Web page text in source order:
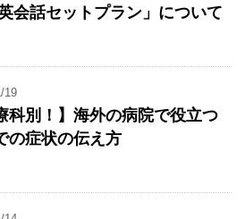
会話セットプラン」について
19
科別！】海外の病院で役立つ
の症状の伝え方